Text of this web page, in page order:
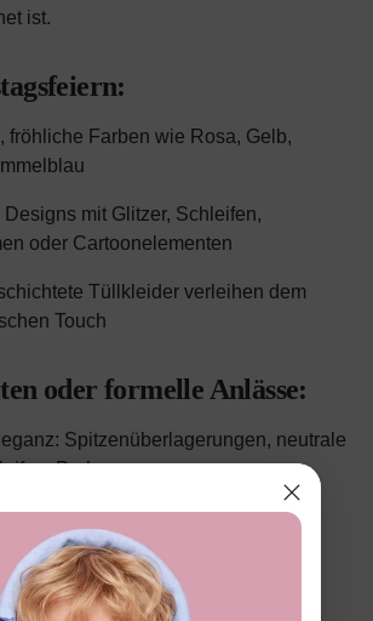
ist.
fröhliche Farben wie Rosa, Gelb,
mit Glitzer, Schleifen,
oder Cartoonelementen
Tüllkleider verleihen dem
Touch
oder formelle Anlässe:
Spitzenüberlagerungen, neutrale
Perlen
Champagner, Marineblau
sind zeitlos
Form des Ereignisses an –